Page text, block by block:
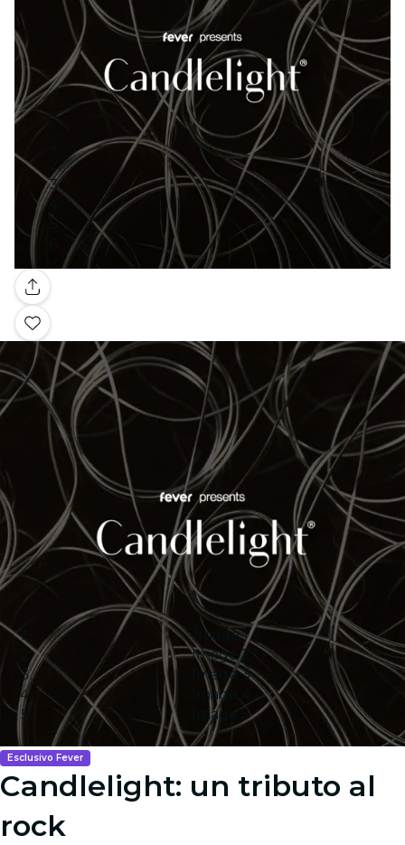
Galleria
Image 1
Image 2
Image 3
Image 4
Image 5
Esclusivo Fever
Candlelight: un tributo al
rock